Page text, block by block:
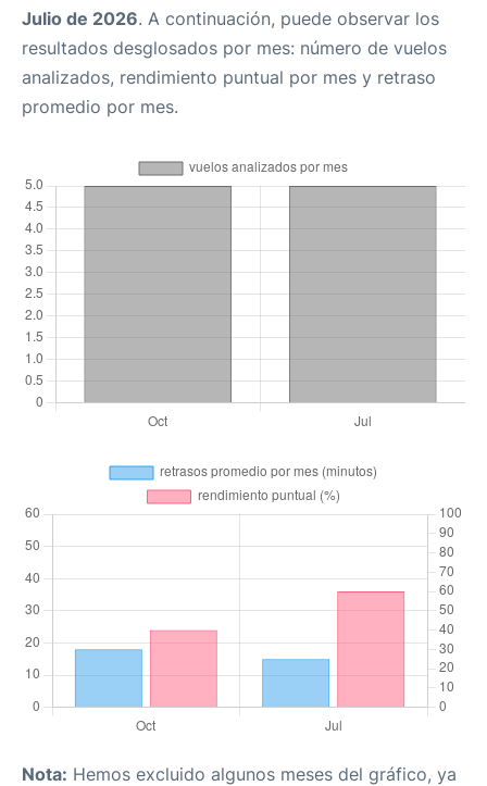
Julio de 2026. A continuación, puede observar los
resultados desglosados por mes: número de vuelos
analizados, rendimiento puntual por mes y retraso
promedio por mes.
Nota: Hemos excluido algunos meses del gráfico, ya